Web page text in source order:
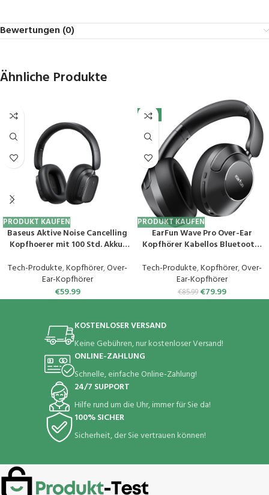
Bewertungen (0)
Ähnliche Produkte
PRODUKT KAUFEN
Baseus Aktive Noise Cancelling
Kopfhoerer mit 100 Std. Akku,
Geräusche um Bis zu 95%,
Raumsound, ENC-Mikrofone,
0,038s niedriger Latenz,
Bluetooth 5.3 Kopfhörer Over-
Tech-Produkte,Kopfhörer,Over-
Ear-Kopfhörer
€59.99
-7%
PRODUKT KAUFEN
EarFun Wave Pro Over-Ear
Kopfhörer Kabellos Bluetooth,
Hi-Res Audio, LDAC, 80 Std Akku,
Bequemer Halt, 5 Mikrofone
Kristallklare Anrufe, Bluetooth
Multipoint, EQ in App
Tech-Produkte,Kopfhörer,Over-
Ear-Kopfhörer
€85.99 €79.99
KOSTENLOSER VERSAND
Keine Gebühren, nur kostenloser Versand!
ONLINE-ZAHLUNG
Schnelle, einfache Online-Zahlung!
24/7 SUPPORT
Hilfe rund um die Uhr, immer für Sie da!
100% SICHER
Sicherheit, der Sie vertrauen können!